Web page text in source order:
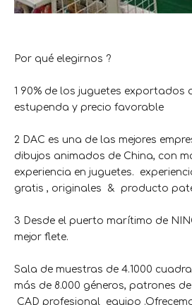
Por qué elegirnos ?
1 90% de los juguetes exportados
estupenda y precio favorable
2 DAC es una de las mejores
dibujos animados de China, con
experiencia en juguetes.
gratis , originales & producto
3 Desde el puerto marítimo de
mejor flete.
Sala de muestras de 4.1000
más de 8.000 géneros, patrones
CAD profesional equipo